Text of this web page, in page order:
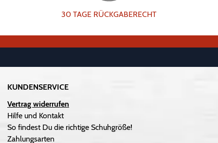
30 TAGE RÜCKGABERECHT
KUNDENSERVICE
Vertrag widerrufen
Hilfe und Kontakt
So findest Du die richtige Schuhgröße!
Zahlungsarten